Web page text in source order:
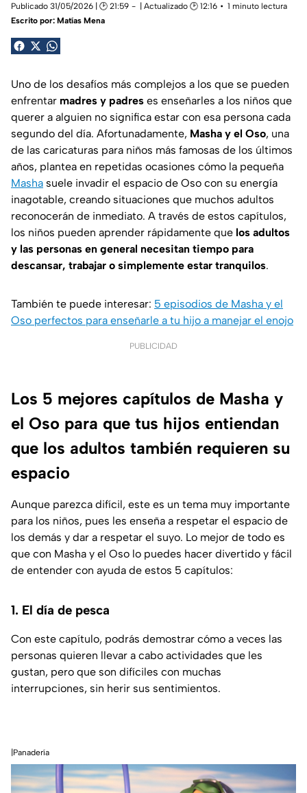
Publicado 31/05/2026 | 🕑 21:59 | Actualizado 🕑 12:16
1 minuto lectura
Escrito por: Matías Mena
Uno de los desafíos más complejos a los que se pueden
enfrentar madres y padres es enseñarles a los niños que
querer a alguien no significa estar con esa persona cada
segundo del día. Afortunadamente, Masha y el Oso, una
de las caricaturas para niños más famosas de los últimos
años, plantea en repetidas ocasiones cómo la pequeña
Masha suele invadir el espacio de Oso con su energía
inagotable, creando situaciones que muchos adultos
reconocerán de inmediato. A través de estos capítulos,
los niños pueden aprender rápidamente que los adultos
y las personas en general necesitan tiempo para
descansar, trabajar o simplemente estar tranquilos.
También te puede interesar: 5 episodios de Masha y el
Oso perfectos para enseñarle a tu hijo a manejar el enojo
PUBLICIDAD
Los 5 mejores capítulos de Masha y
el Oso para que tus hijos entiendan
que los adultos también requieren su
espacio
Aunque parezca difícil, este es un tema muy importante
para los niños, pues les enseña a respetar el espacio de
los demás y dar a respetar el suyo. Lo mejor de todo es
que con Masha y el Oso lo puedes hacer divertido y fácil
de entender con ayuda de estos 5 capítulos:
1. El día de pesca
Con este capítulo, podrás demostrar cómo a veces las
personas quieren llevar a cabo actividades que les
gustan, pero que son difíciles con muchas
interrupciones, sin herir sus sentimientos.
|Panadería